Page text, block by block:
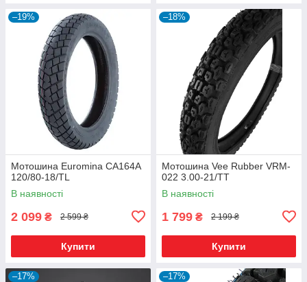
–19%
Мотошина Euromina CA164A
120/80-18/TL
В наявності
2 099 ₴ 2 599 ₴
Купити
–18%
Мотошина Vee Rubber VRM-
022 3.00-21/TT
В наявності
1 799 ₴ 2 199 ₴
Купити
–17% –17%